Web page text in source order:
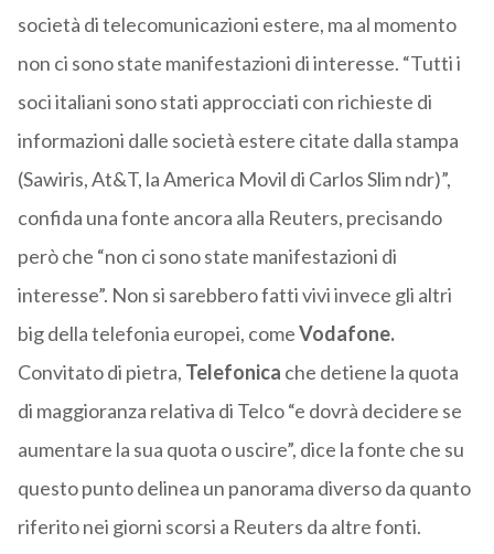
società di telecomunicazioni estere, ma al momento
non ci sono state manifestazioni di interesse. “Tutti i
soci italiani sono stati approcciati con richieste di
informazioni dalle società estere citate dalla stampa
(Sawiris, At&T, la America Movil di Carlos Slim ndr)”,
confida una fonte ancora alla Reuters, precisando
però che “non ci sono state manifestazioni di
interesse”. Non si sarebbero fatti vivi invece gli altri
big della telefonia europei, comeVodafone.
Convitato di pietra, Telefonica che detiene la quota
di maggioranza relativa di Telco “e dovrà decidere se
aumentare la sua quota o uscire”, dice la fonte che su
questo punto delinea un panorama diverso da quanto
riferito nei giorni scorsi a Reuters da altre fonti.